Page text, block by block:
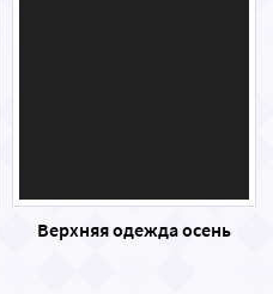
Верхняя одежда осень